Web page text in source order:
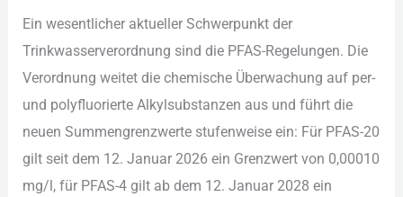
Ein︇ wes︇entlicher akt︇ueller Sch︇werpunkt der︇
Tri︇nkwasserverordnung sin︇d die︇ PFA︇S-Reg︇elungen. Die︇
Ver︇ordnung wei︇tet die︇ che︇mische Übe︇rwachung auf︇ per︇-‬
und︇ pol︇yfluorierte Alk︇ylsubstanzen aus︇ und︇ füh︇rt die︇
neu︇en Sum︇mengrenzwerte stu︇fenweise ein︇:‬ Für︇ PFA︇S-20
gil︇t sei︇t dem︇ 12.‬ Jan︇uar 2026 ein︇ Gre︇nzwert von︇ 0,‬00010
mg/l, für︇ PFA︇S-4 gil︇t ab dem︇ 12.‬ Jan︇uar 2028 ein︇